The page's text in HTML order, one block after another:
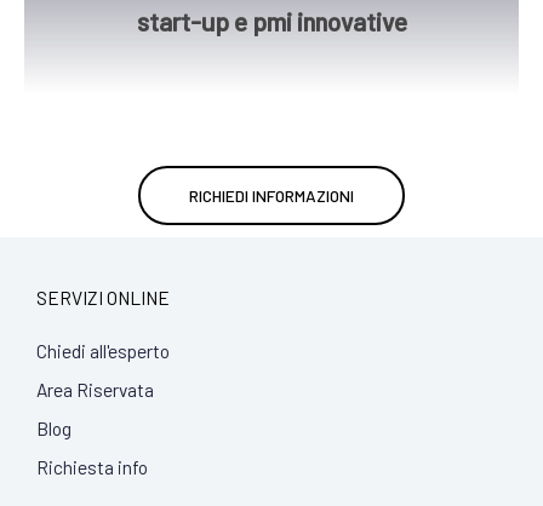
start-up e pmi innovative
RICHIEDI INFORMAZIONI
SERVIZI ONLINE
Chiedi all'esperto
Area Riservata
Blog
Richiesta info